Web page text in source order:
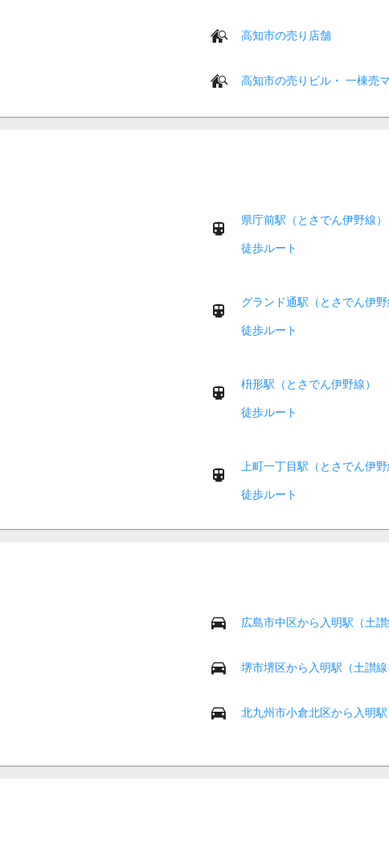
高知市の売り店舗
高知市の売りビル・ 一棟売
県庁前駅（とさでん伊野線）
徒歩ルート
グランド通駅（とさでん伊野
徒歩ルート
枡形駅（とさでん伊野線）
徒歩ルート
上町一丁目駅（とさでん伊野
徒歩ルート
広島市中区から入明駅（土讃
堺市堺区から入明駅（土讃線
北九州市小倉北区から入明駅